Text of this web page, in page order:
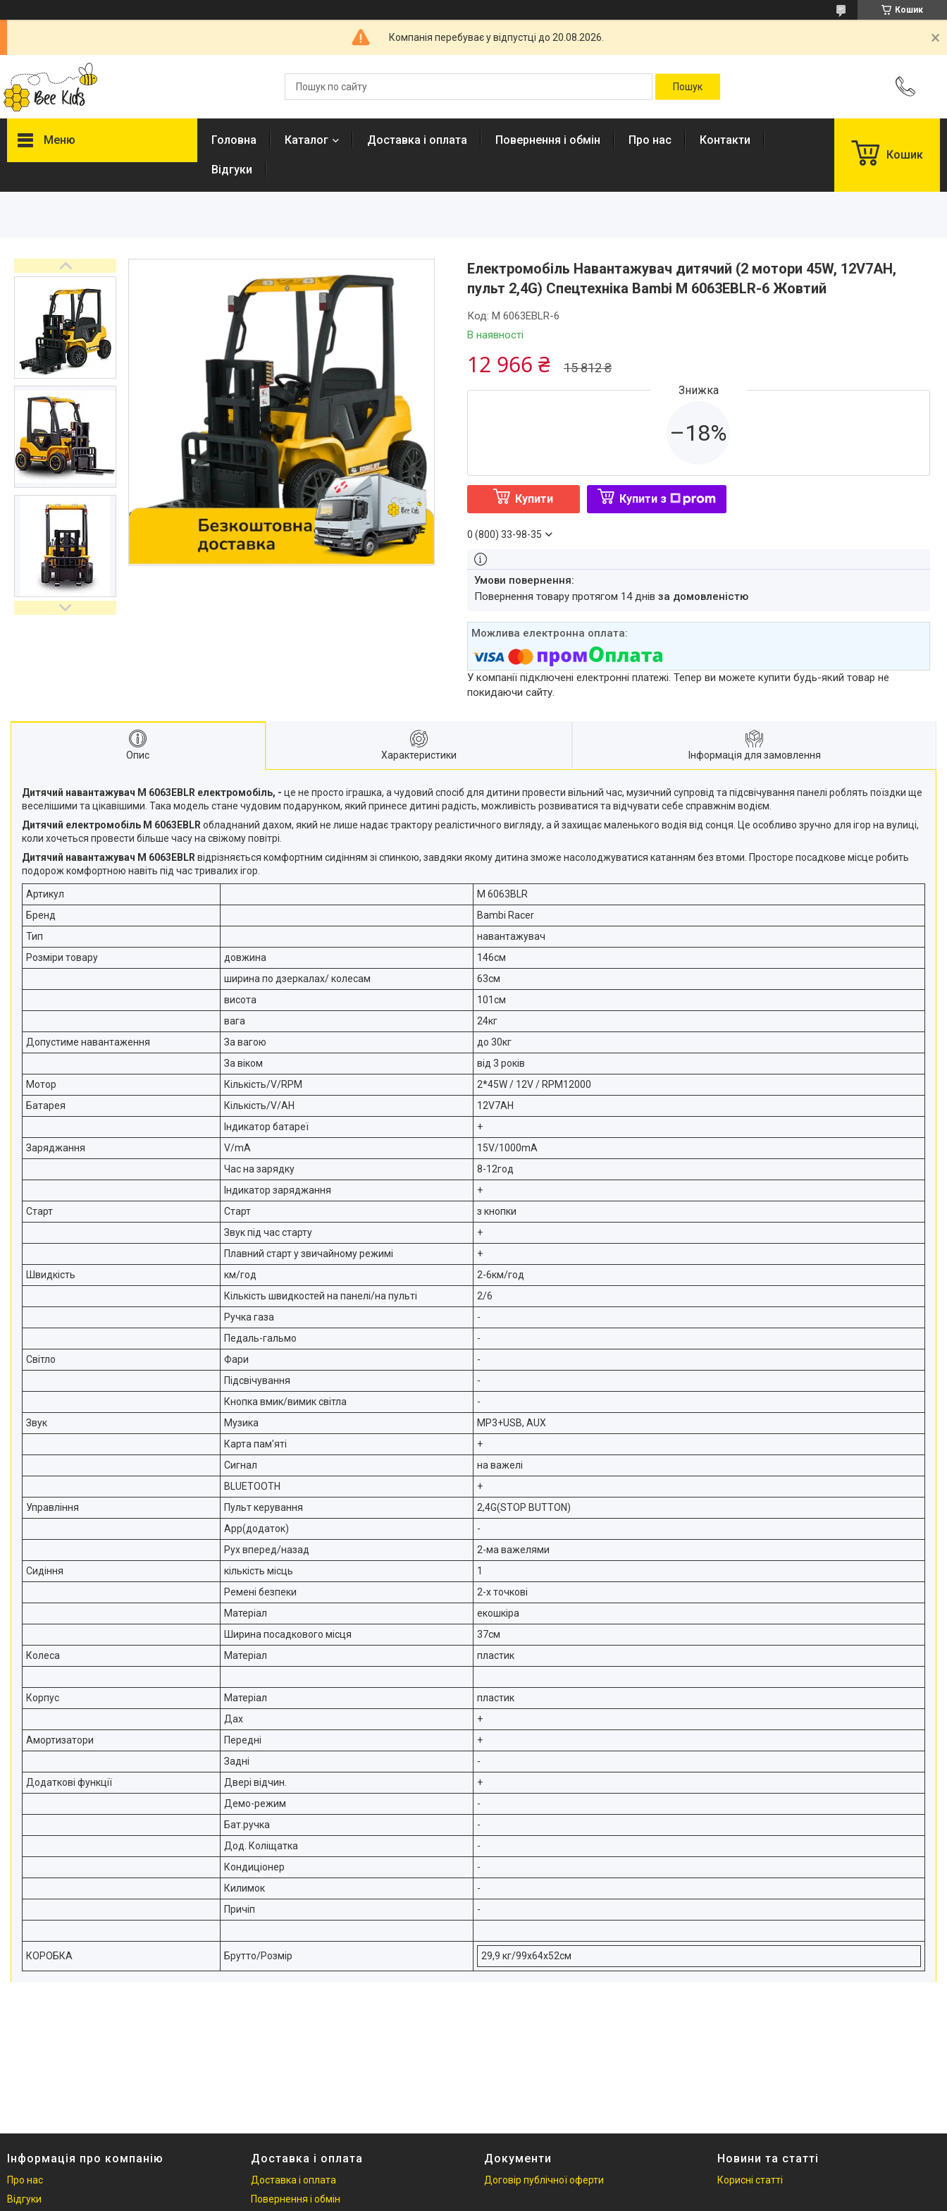
Кошик
Компанія перебуває у відпустці до 20.08.2026.
Меню
Документи
Відгуки
Контакти
Головна Каталог Доставка і оплата Повернення і обмін Про нас Контакти
Відгуки
Кошик
Електромобіль Навантажувач дитячий (2 мотори 45W, 12V7AH,
пульт 2,4G) Спецтехніка Bambi M 6063EBLR-6 Жовтий
В наявності
Код: M 6063EBLR-6
15 812 ₴
12 966 ₴
–18%
Купити Купити з
0 (800) 33-98-35
повернення товару протягом 14 днів за домовленістю
У компанії підключені електронні платежі. Тепер ви можете купити будь-який товар не
покидаючи сайту.
Опис Характеристики Інформація для замовлення
Дитячий навантажувач M 6063EBLR електромобіль, - це не просто іграшка, а чудовий спосіб для дитини провести вільний час, музичний супровід та підсвічування панелі роблять поїздки ще
веселішими та цікавішими. Така модель стане чудовим подарунком, який принесе дитині радість, можливість розвиватися та відчувати себе справжнім водієм.
Дитячий електромобіль M 6063EBLR обладнаний дахом, який не лише надає трактору реалістичного вигляду, а й захищає маленького водія від сонця. Це особливо зручно для ігор на вулиці,
коли хочеться провести більше часу на свіжому повітрі.
Дитячий навантажувач M 6063EBLR відрізняється комфортним сидінням зі спинкою, завдяки якому дитина зможе насолоджуватися катанням без втоми. Просторе посадкове місце робить
подорож комфортною навіть під час тривалих ігор.
Артикул
M 6063BLR
Бренд
Bambi Racer
Тип
навантажувач
Розміри товару
довжина
146см
ширина по дзеркалах/ колесам
63см
висота
101см
вага
24кг
Допустиме навантаження
За вагою
до 30кг
За віком
від 3 років
Мотор
Кількість/V/RPM
2*45W / 12V / RPM12000
Батарея
Кількість/V/AH
12V7AH
Індикатор батареї
+
Заряджання
V/mA
15V/1000mA
Час на зарядку
8-12год
Індикатор заряджання
+
Старт
Старт
з кнопки
Звук під час старту
+
Плавний старт у звичайному режимі
+
Швидкість
км/год
2-6км/год
Кількість швидкостей на панелі/на пульті
2/6
Ручка газа
-
Педаль-гальмо
-
Світло
Фари
-
Підсвічування
-
Кнопка вмик/вимик світла
-
Звук
Музика
MP3+USB, AUX
Карта пам'яті
+
Сигнал
на важелі
BLUETOOTH
+
Управління
Пульт керування
2,4G(STOP BUTTON)
App(додаток)
-
Рух вперед/назад
2-ма важелями
Сидіння
кількість місць
1
Ремені безпеки
2-х точкові
Матеріал
екошкіра
Ширина посадкового місця
37см
Колеса
Матеріал пластик
Корпус Матеріал
пластик
Дах
+
Амортизатори
Передні
+
Задні
-
Додаткові функції
Двері відчин.
+
Демо-режим
-
Бат.ручка
-
Дод. Коліщатка
-
Кондиціонер
-
Килимок
-
Причіп
-
КОРОБКА Брутто/Розмір 29,9 кг/99х64х52см
Інформація про компанію
Про нас
Відгуки
Доставка і оплата
Доставка і оплата
Повернення і обмін
Документи
Договір публічної оферти
Новини та статті
Корисні статті